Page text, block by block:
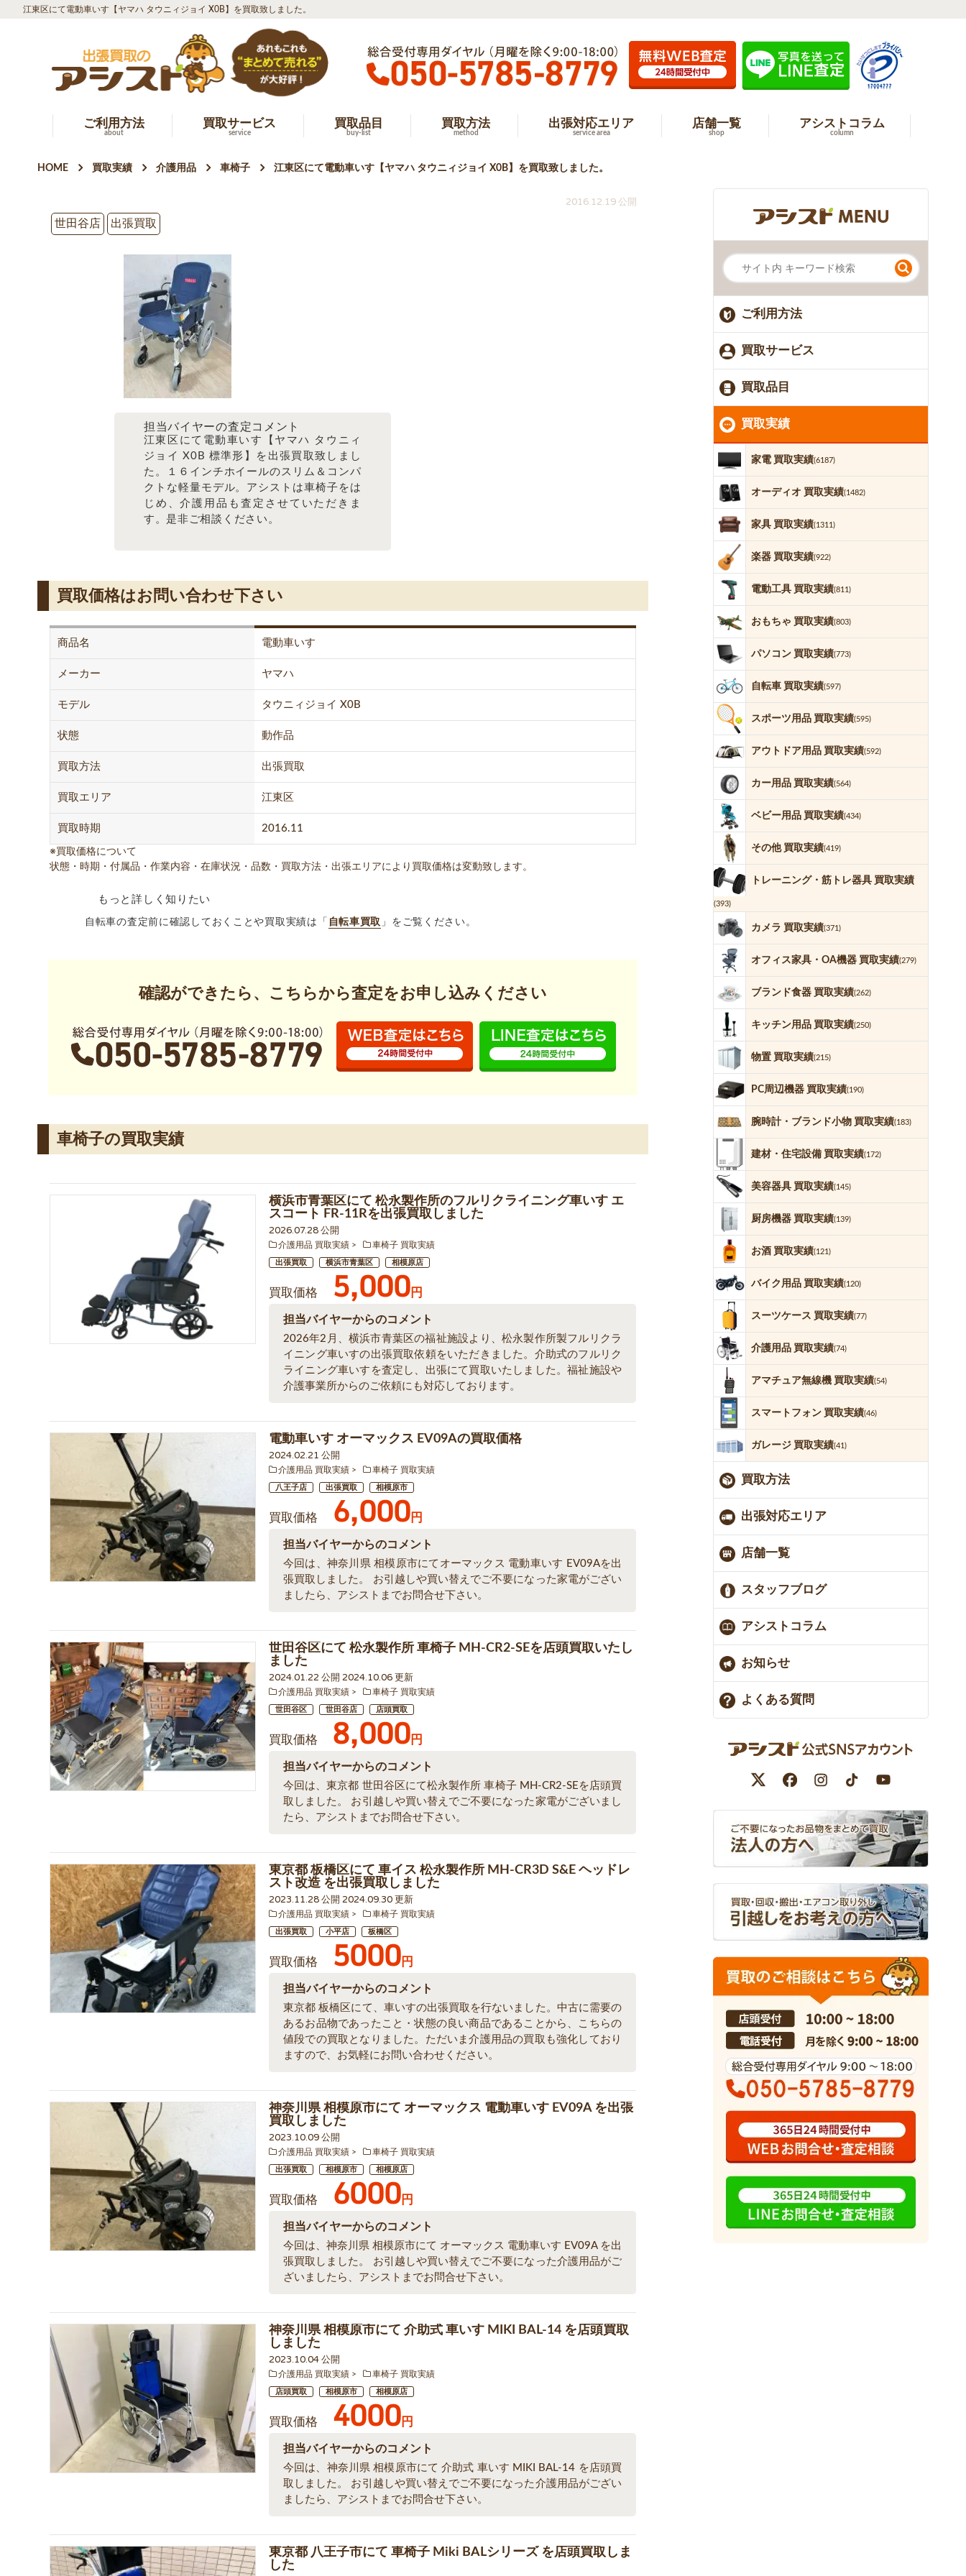
江東区にて電動車いす【ヤマハ タウニィジョイ X0B】を買取致しました。
ご利用方法
about
買取サービス
service
買取品目
buy-list
買取方法
method
出張対応エリア
service area
店舗一覧
shop
アシストコラム
column
HOME 買取実績 介護用品 車椅子 江東区にて電動車いす【ヤマハ タウニィジョイ X0B】を買取致しました。
2016.12.19 公開
世田谷店
出張買取
担当バイヤーの査定コメント
江東区にて電動車いす【ヤマハ タウニィ
ジョイ X0B 標準形】を出張買取致しまし
た。１６インチホイールのスリム＆コンパ
クトな軽量モデル。アシストは車椅子をは
じめ、介護用品も査定させていただきま
す。是非ご相談ください。
買取価格はお問い合わせ下さい
商品名 電動車いす
メーカー ヤマハ
モデル タウニィジョイ X0B
状態 動作品
買取方法 出張買取
買取エリア 江東区
買取時期 2016.11
※買取価格について
状態・時期・付属品・作業内容・在庫状況・品数・買取方法・出張エリアにより買取価格は変動致します。
もっと詳しく知りたい
自転車の査定前に確認しておくことや買取実績は「 自転車買取 」をご覧ください。
確認ができたら、こちらから査定をお申し込みください
車椅子の買取実績
横浜市青葉区にて 松永製作所のフルリクライニング車いす エ
スコート FR-11Rを出張買取しました
2026.07.28 公開
介護用品 買取実績 車椅子 買取実績
出張買取 横浜市青葉区 相模原店
買取価格 5,000円
担当バイヤーからのコメント
2026年2月、横浜市青葉区の福祉施設より、松永製作所製フルリクラ
イニング車いすの出張買取依頼をいただきました。介助式のフルリク
ライニング車いすを査定し、出張にて買取いたしました。福祉施設や
介護事業所からのご依頼にも対応しております。
電動車いす オーマックス EV09Aの買取価格
2024.02.21 公開
介護用品 買取実績 車椅子 買取実績
八王子店 出張買取 相模原市
買取価格 6,000円
担当バイヤーからのコメント
今回は、神奈川県 相模原市にてオーマックス 電動車いす EV09Aを出
張買取しました。 お引越しや買い替えでご不要になった家電がござい
ましたら、アシストまでお問合せ下さい。
世田谷区にて 松永製作所 車椅子 MH-CR2-SEを店頭買取いたし
ました
2024.01.22 公開 2024.10.06 更新
介護用品 買取実績 車椅子 買取実績
世田谷区 世田谷店 店頭買取
買取価格 8,000円
担当バイヤーからのコメント
今回は、東京都 世田谷区にて松永製作所 車椅子 MH-CR2-SEを店頭買
取しました。 お引越しや買い替えでご不要になった家電がございまし
たら、アシストまでお問合せ下さい。
東京都 板橋区にて 車イス 松永製作所 MH-CR3D S&E ヘッドレ
スト改造 を出張買取しました
2023.11.28 公開 2024.09.30 更新
介護用品 買取実績 車椅子 買取実績
出張買取 小平店 板橋区
買取価格 5000円
担当バイヤーからのコメント
東京都 板橋区にて、車いすの出張買取を行ないました。中古に需要の
あるお品物であったこと・状態の良い商品であることから、こちらの
値段での買取となりました。ただいま介護用品の買取も強化しており
ますので、お気軽にお問い合わせください。
神奈川県 相模原市にて オーマックス 電動車いす EV09A を出張
買取しました
2023.10.09 公開
介護用品 買取実績 車椅子 買取実績
出張買取 相模原市 相模原店
買取価格 6000円
担当バイヤーからのコメント
今回は、神奈川県 相模原市にて オーマックス 電動車いす EV09A を出
張買取しました。 お引越しや買い替えでご不要になった介護用品がご
ざいましたら、アシストまでお問合せ下さい。
神奈川県 相模原市にて 介助式 車いす MIKI BAL-14 を店頭買取
しました
2023.10.04 公開
介護用品 買取実績 車椅子 買取実績
店頭買取 相模原市 相模原店
買取価格 4000円
担当バイヤーからのコメント
今回は、神奈川県 相模原市にて 介助式 車いす MIKI BAL-14 を店頭買
取しました。 お引越しや買い替えでご不要になった介護用品がござい
ましたら、アシストまでお問合せ下さい。
東京都 八王子市にて 車椅子 Miki BALシリーズ を店頭買取しま
した
ご利用方法
買取サービス
買取品目
買取実績
家電 買取実績(6187)
オーディオ 買取実績(1482)
家具 買取実績(1311)
楽器 買取実績(922)
電動工具 買取実績(811)
おもちゃ 買取実績(803)
パソコン 買取実績(773)
自転車 買取実績(597)
スポーツ用品 買取実績(595)
アウトドア用品 買取実績(592)
カー用品 買取実績(564)
ベビー用品 買取実績(434)
その他 買取実績(419)
トレーニング・筋トレ器具 買取実績
(393)
カメラ 買取実績(371)
オフィス家具・OA機器 買取実績(279)
ブランド食器 買取実績(262)
キッチン用品 買取実績(250)
物置 買取実績(215)
PC周辺機器 買取実績(190)
腕時計・ブランド小物 買取実績(183)
建材・住宅設備 買取実績(172)
美容器具 買取実績(145)
厨房機器 買取実績(139)
お酒 買取実績(121)
バイク用品 買取実績(120)
スーツケース 買取実績(77)
介護用品 買取実績(74)
アマチュア無線機 買取実績(54)
スマートフォン 買取実績(46)
ガレージ 買取実績(41)
買取方法
出張対応エリア
店舗一覧
スタッフブログ
アシストコラム
お知らせ
よくある質問